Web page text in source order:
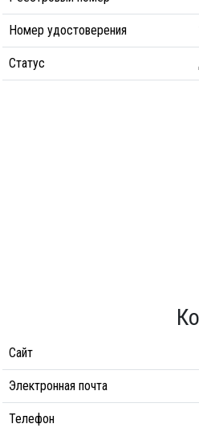
Номер удостоверения
Статус
Сайт
Электронная почта
Телефон